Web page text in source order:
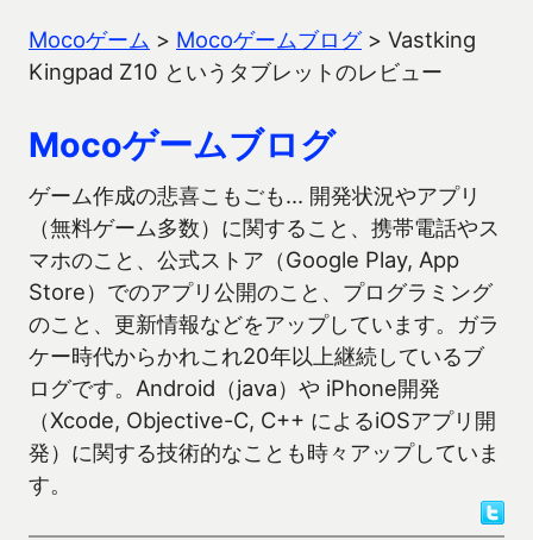
Mocoゲーム > Mocoゲームブログ> Vastking
Kingpad Z10 というタブレットのレビュー
Mocoゲームブログ
ゲーム作成の悲喜こもごも… 開発状況やアプリ
（無料ゲーム多数）に関すること、携帯電話やス
マホのこと、公式ストア（Google Play, App
Store）でのアプリ公開のこと、プログラミング
のこと、更新情報などをアップしています。ガラ
ケー時代からかれこれ20年以上継続しているブ
ログです。Android（java）や iPhone開発
（Xcode, Objective-C, C++ によるiOSアプリ開
発）に関する技術的なことも時々アップしていま
す。